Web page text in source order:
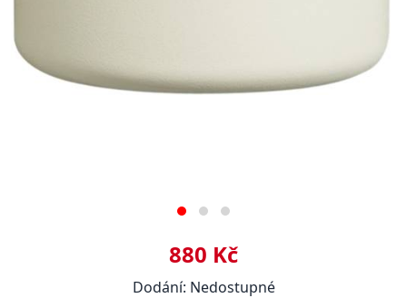
880 Kč
Dodání: Nedostupné